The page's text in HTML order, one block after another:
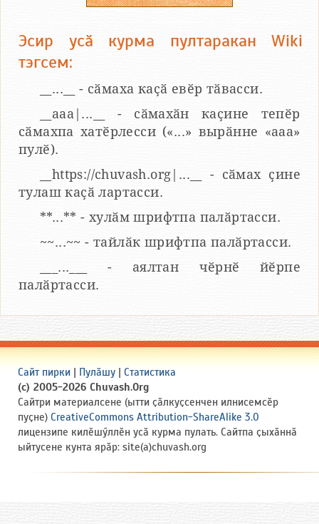
Эсир усӑ курма пултаракан Wiki
тэгсем:
__...__ - сӑмаха каҫӑ евӗр тӑвасси.
__aaa|...__ - сӑмахӑн каҫине тепӗр
сӑмахпа хатӗрлесси («...» вырӑнне «ааа»
пулӗ).
__https://chuvash.org|...__ - сӑмах ҫине
тулаш каҫӑ лартасси.
**...** - хулӑм шрифтпа палӑртасси.
~~...~~ - тайлӑк шрифтпа палӑртасси.
___...___ - аялтан чӗрнӗ йӗрпе
палӑртасси.
Сайт пирки | Пулӑшу | Статистика
(c) 2005-2026 Chuvash.Org
Сайтри материалсене (ытти ҫӑлкуҫсенчен илнисемсӗр
пуҫне) CreativeCommons Attribution-ShareAlike 3.0
лицензипе килӗшӳллӗн усӑ курма пулать. Сайтпа ҫыхӑннӑ
ыйтусене кунта ярӑр: site(a)chuvash.org